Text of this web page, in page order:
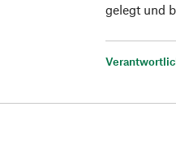
gelegt und